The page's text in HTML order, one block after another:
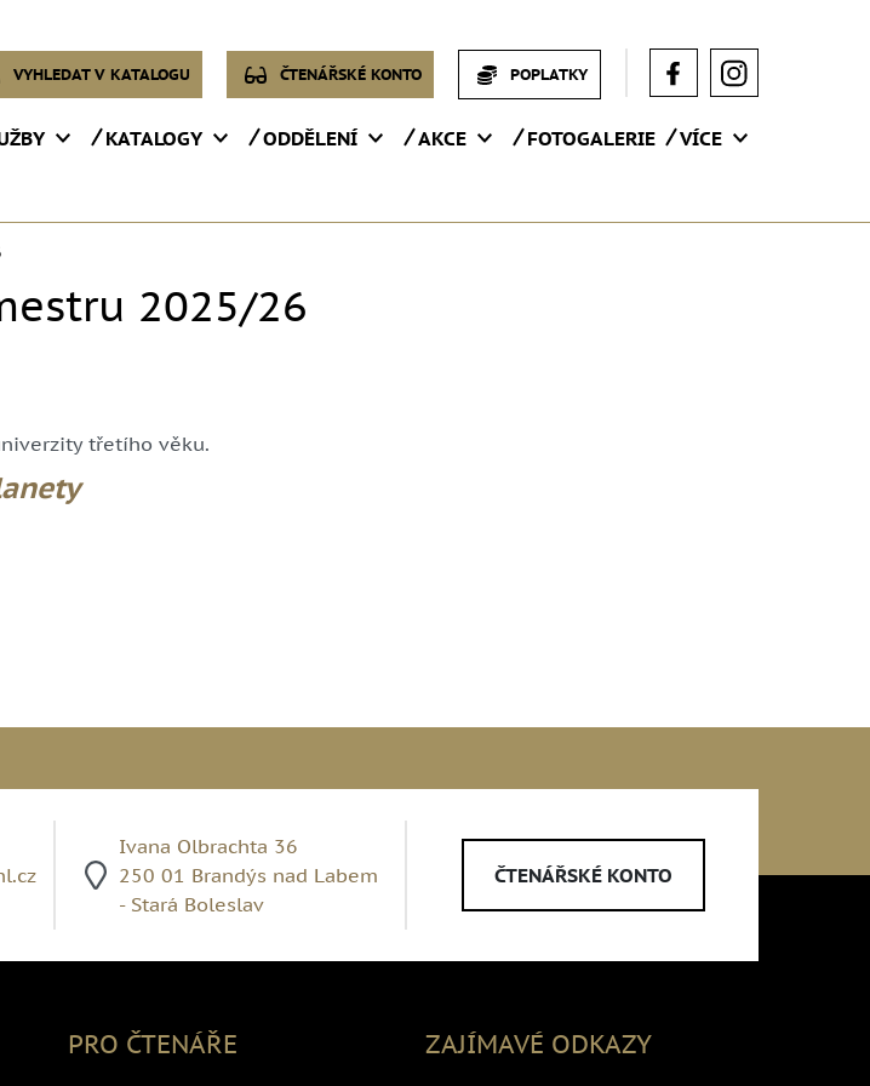
VYHLEDAT V KATALOGU ČTENÁŘSKÉ KONTO POPLATKY
KATALOGY ODDĚLENÍ AKCE FOTOGALERIE VÍCE
2025/26
třetího věku.
Ivana Olbrachta 36
250 01 Brandýs nad Labem
- Stará Boleslav
ČTENÁŘSKÉ KONTO
PRO ČTENÁŘE ZAJÍMAVÉ ODKAZY